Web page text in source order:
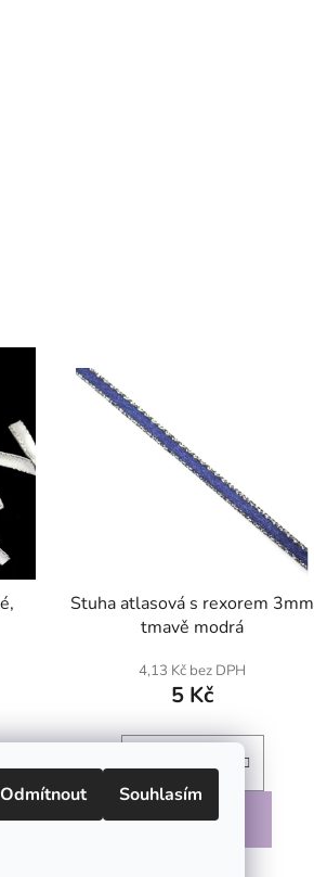
Odmítnout Souhlasím
Stuha atlasová s rexorem 3mm
tmavě modrá
4,13 Kč bez DPH
5 Kč
DO KOŠÍKU